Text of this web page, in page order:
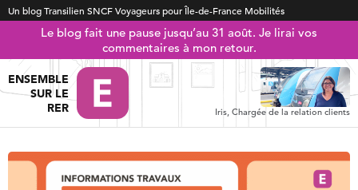
Un blog Transilien SNCF Voyageurs pour Île-de-France Mobilités
Le blog fait une pause jusqu’au 31 août. Je lirai vos
commentaires à mon retour.
ENSEMBLE
SUR LE
RER
Iris, Chargée de la relation clients